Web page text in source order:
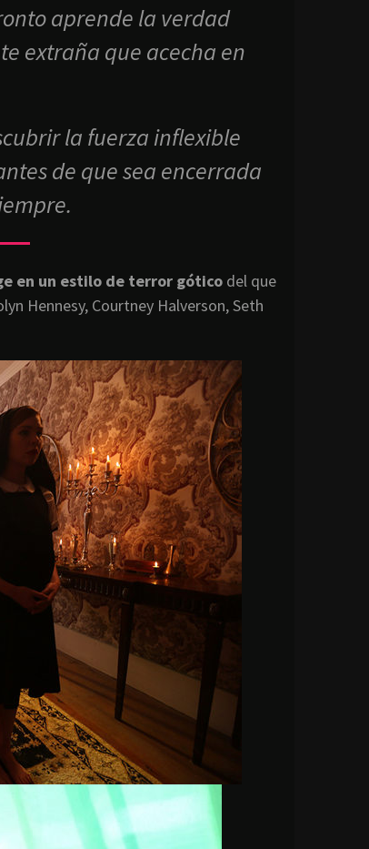
aprende la verdad
extraña que acecha en
la fuerza inflexible
de que sea encerrada
en un estilo de terror gótico del que
Hennesy, Courtney Halverson, Seth